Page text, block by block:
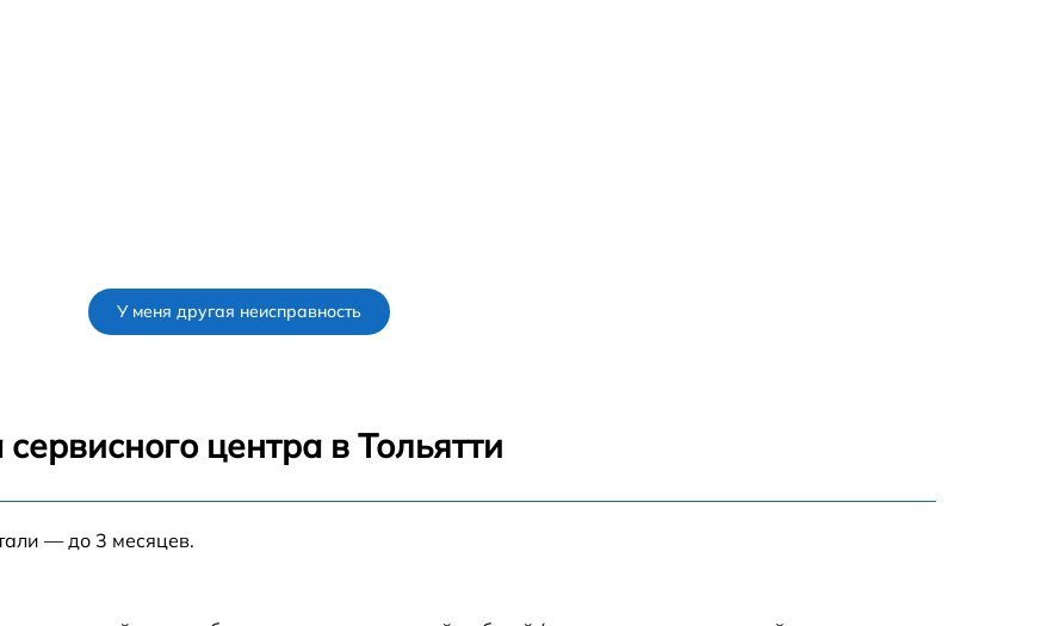
У меня другая неисправность
центра в Тольятти
— до 3 месяцев.